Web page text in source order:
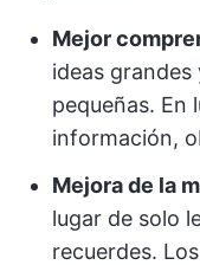
Mejor
ideas
pequeñas. En
información,
Mejora de la
lugar de solo
recuerdes.